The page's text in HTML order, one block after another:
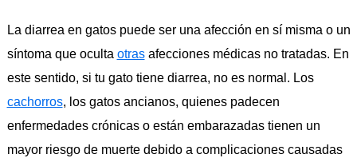
La diarrea en gatos puede ser una afección en sí misma o un
síntoma que oculta otrasafecciones médicas no tratadas. En
este sentido, si tu gato tiene diarrea, no es normal. Los
cachorros, los gatos ancianos, quienes padecen
enfermedades crónicas o están embarazadas tienen un
mayor riesgo de muerte debido a complicaciones causadas